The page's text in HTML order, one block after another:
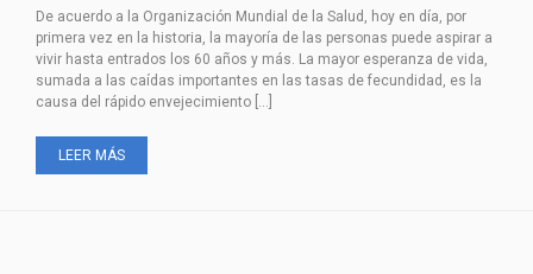
De acuerdo a la Organización Mundial de la Salud, hoy en día, por
primera vez en la historia, la mayoría de las personas puede aspirar a
vivir hasta entrados los 60 años y más. La mayor esperanza de vida,
sumada a las caídas importantes en las tasas de fecundidad, es la
causa del rápido envejecimiento […]
LEER MÁS